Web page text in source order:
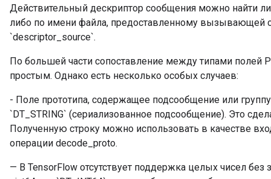
Действительный дескриптор сообщения можно найти
либо по имени файла, предоставленному вызывающей
`descriptor_source`.
По большей части сопоставление между типами полей
простым. Однако есть несколько особых случаев:
- Поле прототипа, содержащее подсообщение или
`DT_STRING` (сериализованное подсообщение). Это
Полученную строку можно использовать в качестве
операции decode_proto.
— В TensorFlow отсутствует поддержка целых чисел